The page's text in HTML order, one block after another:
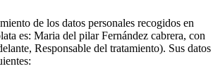
de los datos personales recogidos en
es: Maria del pilar Fernández cabrera, con
Responsable del tratamiento). Sus datos